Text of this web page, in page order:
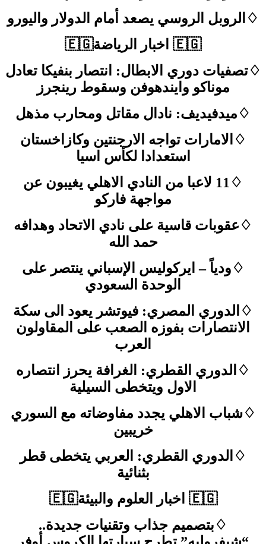
♢الروبل الروسي يصعد أمام الدولار واليورو
🇪🇬 اخبار الرياضة🇪🇬
♢تصفيات دوري الابطال: انتصار بنفيكا تعادل
موناكو وايندهوفن وسقوط رينجرز
♢ميدفيديف: نادال مقاتل ومحارب مذهل
♢الامارات تواجه الارجنتين وكازاخستان
استعدادا لكأس اسيا
♢11 لاعبا من النادي الاهلي يغيبون عن
مواجهة فاركو
♢عقوبات قاسية على نادي الاتحاد وهدافه
حمد الله
♢ودياً – ايركوليس الإسباني ينتصر على
الوحدة السعودي
♢الدوري المصري: فيوتشر يعود الى سكة
الانتصارات بفوزه الصعب على المقاولون
العرب
♢الدوري القطري: الغرافة يحرز انتصاره
الاول ويتخطى السيلية
♢شباب الاهلي يجدد مفاوضاته مع السوري
خريبين
♢الدوري القطري: العربي يتخطى قطر
بثنائية
🇪🇬 اخبار العلوم والبيئة🇪🇬
♢بتصميم جذاب وتقنيات جديدة..